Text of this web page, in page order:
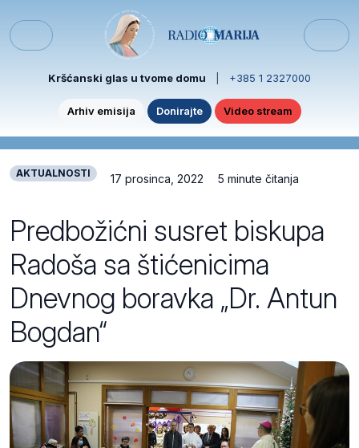
Menu
Kršćanski glas u tvome domu +385 1 2327000
Arhiv emisija Donirajte Video stream
AKTUALNOSTI 17 prosinca, 2022 5 minute čitanja
Predbožićni susret biskupa
Radoša sa štićenicima
Dnevnog boravka „Dr. Antun
Bogdan“